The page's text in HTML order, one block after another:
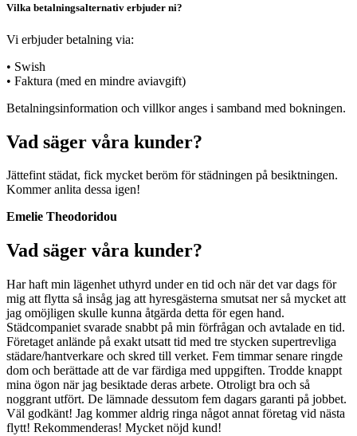
Vilka betalningsalternativ erbjuder ni?
Vi erbjuder betalning via:
• Swish
• Faktura (med en mindre aviavgift)
Betalningsinformation och villkor anges i samband med bokningen.
Vad säger våra kunder?
Jättefint städat, fick mycket beröm för städningen på besiktningen.
Kommer anlita dessa igen!
Emelie Theodoridou
Vad säger våra kunder?
Har haft min lägenhet uthyrd under en tid och när det var dags för
mig att flytta så insåg jag att hyresgästerna smutsat ner så mycket att
jag omöjligen skulle kunna åtgärda detta för egen hand.
Städcompaniet svarade snabbt på min förfrågan och avtalade en tid.
Företaget anlände på exakt utsatt tid med tre stycken supertrevliga
städare/hantverkare och skred till verket. Fem timmar senare ringde
dom och berättade att de var färdiga med uppgiften. Trodde knappt
mina ögon när jag besiktade deras arbete. Otroligt bra och så
noggrant utfört. De lämnade dessutom fem dagars garanti på jobbet.
Väl godkänt! Jag kommer aldrig ringa något annat företag vid nästa
flytt! Rekommenderas! Mycket nöjd kund!